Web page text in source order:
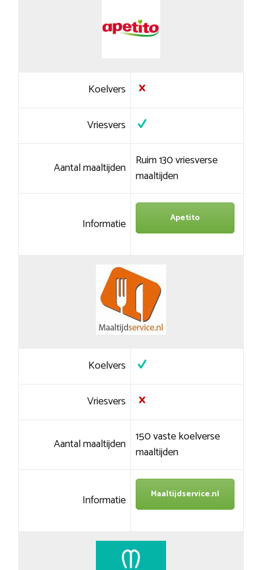
Koelvers
Vriesvers
Aantal maaltijden Ruim 130 vriesverse
maaltijden
Informatie Apetito
Koelvers
Vriesvers
Aantal maaltijden 150 vaste koelverse
maaltijden
Informatie Maaltijdservice.nl